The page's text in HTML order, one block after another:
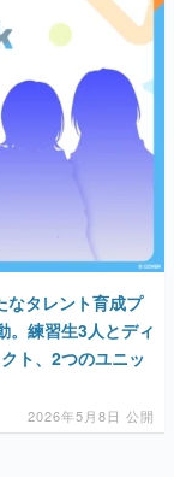
なトピック・タイト
ビューや識者による
る決定版！
ターの青春〜
るマンガ家・田中圭
ガです。
魅力を画面や操作の
派で骨太な評論連載
ームにまつわる言葉
ー文化史研究家・タ
なタレント育成プ
。練習生3人とディ
ト、2つのユニッ
2026年5月8日 公開